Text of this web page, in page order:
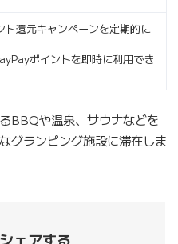
還元キャンペーンを定期的に
ポイントを即時に利用でき
BBQや温泉、サウナなどを
グランピング施設に滞在しま
ェアする